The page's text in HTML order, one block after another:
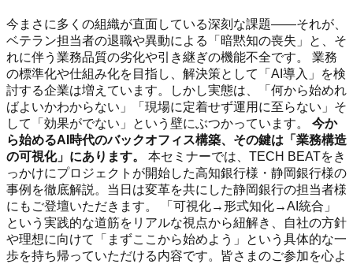
今まさに多くの組織が直面している深刻な課題——それが、
ベテラン担当者の退職や異動による「暗黙知の喪失」と、そ
れに伴う業務品質の劣化や引き継ぎの機能不全です。 業務
の標準化や仕組み化を目指し、解決策として「AI導入」を検
討する企業は増えています。しかし実態は、「何から始めれ
ばよいかわからない」「現場に定着せず運用に至らない」そ
して「効果がでない」という壁にぶつかっています。 今か
ら始めるAI時代のバックオフィス構築、その鍵は「業務構造
の可視化」にあります。
本セミナーでは、TECH BEATをき
っかけにプロジェクトが開始した高知銀行様・静岡銀行様の
事例を徹底解説。当日は変革を共にした静岡銀行の担当者様
にもご登壇いただきます。 「可視化→形式知化→AI統合」
という実践的な道筋をリアルな視点から紐解き、自社の方針
や理想に向けて「まずここから始めよう」という具体的な一
歩を持ち帰っていただける内容です。皆さまのご参加を心よ